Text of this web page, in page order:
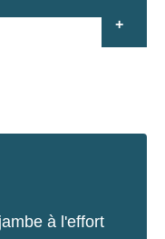
à l'effort